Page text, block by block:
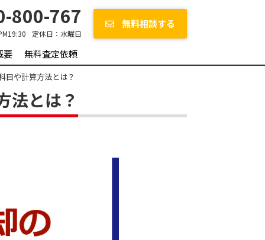
800-767
定休日： 水曜日
無料相談する
要 無料査定依頼
目や計算方法とは？
法とは？